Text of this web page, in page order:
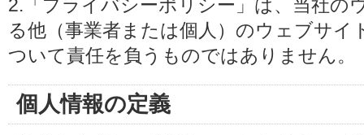
2.「プライバシーポリシー」は、当社の
る他（事業者または個人）のウェブサイ
ついて責任を負うものではありません。
個人情報の定義